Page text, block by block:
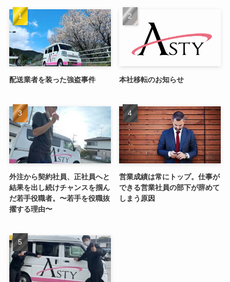
配送業者を装った強盗事件 本社移転のお知らせ
外注から契約社員、正社員へと
結果を出し続けチャンスを掴ん
だ若手役職者。〜若手を役職抜
擢する理由〜
営業成績は常にトップ。仕事が
できる営業社員の部下が辞めて
しまう原因